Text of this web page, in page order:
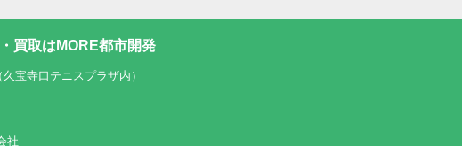
買取はMORE都市開発
宝寺口テニスプラザ内）
社